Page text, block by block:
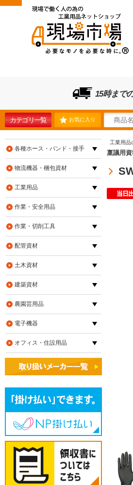
15時まで
カテゴリ一覧 お気に入り
工業用品
稟議用
各種ホース・バンド・接手
物流機器・梱包資材
工業用品
作業・安全用品
作業・切削工具
配管資材
土木資材
建築資材
農園芸用品
電子機器
オフィス・住設用品